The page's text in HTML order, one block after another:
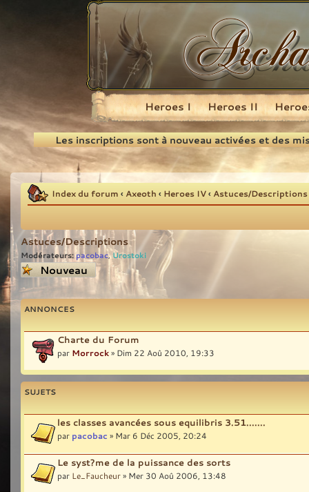
Recherche
Heroes I Heroes II
Les inscriptions sont à nouveau activées et des
Index du forum ‹ Axeoth ‹ Heroes IV‹ Astuces/Descriptions
Astuces/Descriptions
Modérateurs: pacobac,Urostoki
Écrire un nouveau
sujet
ANNONCES
Charte du Forum
par Morrock» Dim 22 Aoû 2010, 19:33
SUJETS
les classes avancées sous equilibris 3.51.......
par pacobac » Mar 6 Déc 2005, 20:24
Le syst?me de la puissance des sorts
par Le_Faucheur» Mer 30 Aoû 2006, 13:48